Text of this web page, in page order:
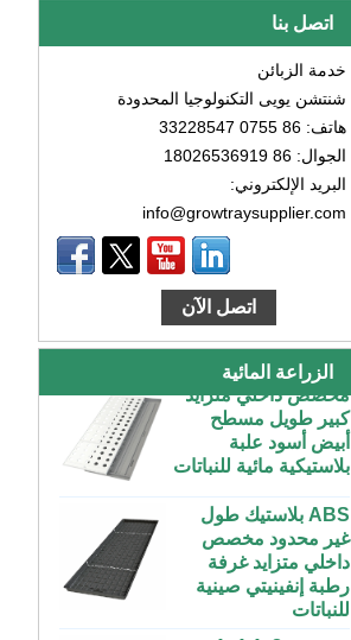
اتصل بنا
خدمة الزبائن
شنتشن يويى التكنولوجيا المحدودة
هاتف: 86 0755 33228547
الجوال: 86 18026536919
البريد الإلكتروني:
info@growtraysupplier.com
اتصل الآن
الزراعة المائية
طاولة زراعة بلاستيكية
كبيرة رخيصة الثمن
داخلية وخارجية 3x6
4x4 4x6 4x8 للبيع
مخصص داخلي متزايد
كبير طويل مسطح
أبيض أسود علبة
بلاستيكية مائية للنباتات
غير محدود مخصص
داخلي متزايد غرفة
رطبة إنفينيتي صينية
للنباتات